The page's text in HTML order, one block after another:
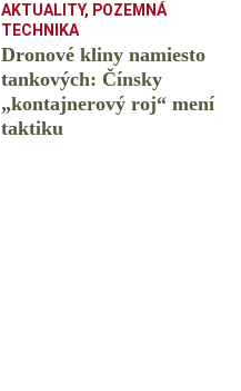
AKTUALITY, POZEMNÁ
TECHNIKA
Dronové kliny namiesto
tankových: Čínsky
️„kontajnerový roj“ mení
taktiku